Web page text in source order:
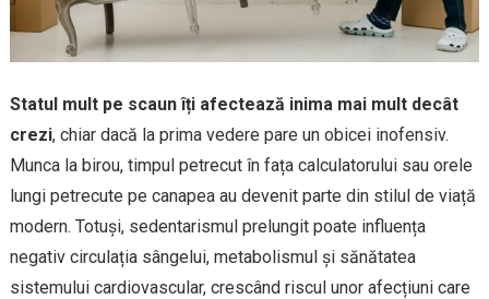
Statul mult pe scaun îți afectează inima mai mult decât
crezi, chiar dacă la prima vedere pare un obicei inofensiv.
Munca la birou, timpul petrecut în fața calculatorului sau orele
lungi petrecute pe canapea au devenit parte din stilul de viață
modern. Totuși, sedentarismul prelungit poate influența
negativ circulația sângelui, metabolismul și sănătatea
sistemului cardiovascular, crescând riscul unor afecțiuni care